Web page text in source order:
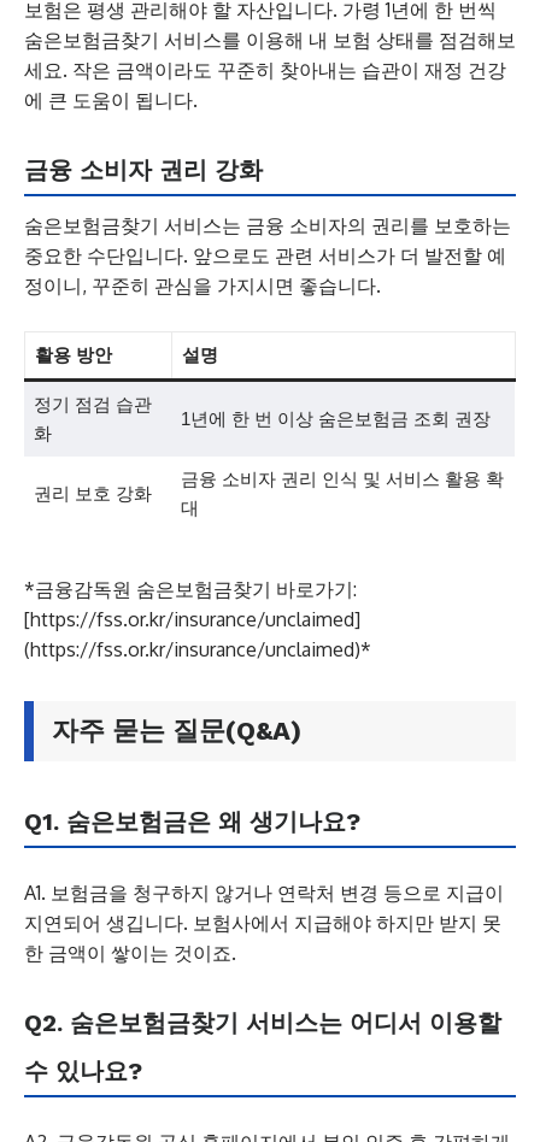
보험은 평생 관리해야 할 자산입니다. 가령 1년에 한 번씩
숨은보험금찾기 서비스를 이용해 내 보험 상태를 점검해보
세요. 작은 금액이라도 꾸준히 찾아내는 습관이 재정 건강
에 큰 도움이 됩니다.
금융 소비자 권리 강화
숨은보험금찾기 서비스는 금융 소비자의 권리를 보호하는
중요한 수단입니다. 앞으로도 관련 서비스가 더 발전할 예
정이니, 꾸준히 관심을 가지시면 좋습니다.
활용 방안 설명
정기 점검 습관
화
1년에 한 번 이상 숨은보험금 조회 권장
권리 보호 강화
금융 소비자 권리 인식 및 서비스 활용 확
대
*금융감독원 숨은보험금찾기 바로가기:
[https://fss.or.kr/insurance/unclaimed]
(https://fss.or.kr/insurance/unclaimed)*
자주 묻는 질문(Q&A)
Q1. 숨은보험금은 왜 생기나요?
A1. 보험금을 청구하지 않거나 연락처 변경 등으로 지급이
지연되어 생깁니다. 보험사에서 지급해야 하지만 받지 못
한 금액이 쌓이는 것이죠.
Q2. 숨은보험금찾기 서비스는 어디서 이용할
수 있나요?